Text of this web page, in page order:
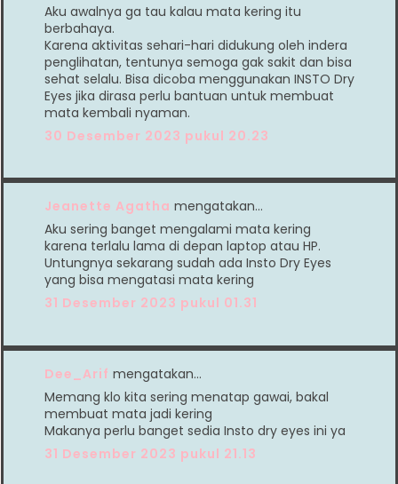
Aku awalnya ga tau kalau mata kering itu
berbahaya.
Karena aktivitas sehari-hari didukung oleh indera
penglihatan, tentunya semoga gak sakit dan bisa
sehat selalu. Bisa dicoba menggunakan INSTO Dry
Eyes jika dirasa perlu bantuan untuk membuat
mata kembali nyaman.
30 Desember 2023 pukul 20.23
Jeanette Agatha mengatakan…
Aku sering banget mengalami mata kering
karena terlalu lama di depan laptop atau HP.
Untungnya sekarang sudah ada Insto Dry Eyes
yang bisa mengatasi mata kering
31 Desember 2023 pukul 01.31
Dee_Arif mengatakan…
Memang klo kita sering menatap gawai, bakal
membuat mata jadi kering
Makanya perlu banget sedia Insto dry eyes ini ya
31 Desember 2023 pukul 21.13